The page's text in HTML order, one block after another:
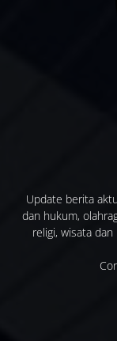
Update berita
dan hukum,
religi, wisata